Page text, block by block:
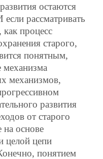
остаются
если рассматривать
как процесс
старого,
понятным,
механизма
механизмов,
развития
от старого
на основе
целой цепи
понятием